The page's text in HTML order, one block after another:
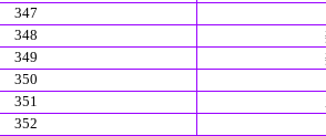
347
348
349
350
351
352